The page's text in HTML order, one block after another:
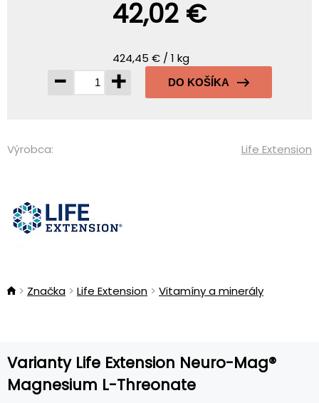
42,02 €
424,45 € / 1 kg
- + DO KOŠÍKA
Výrobca: Life Extension
Značka Life Extension Vitamíny a minerály
Varianty Life Extension Neuro-Mag®
Magnesium L-Threonate